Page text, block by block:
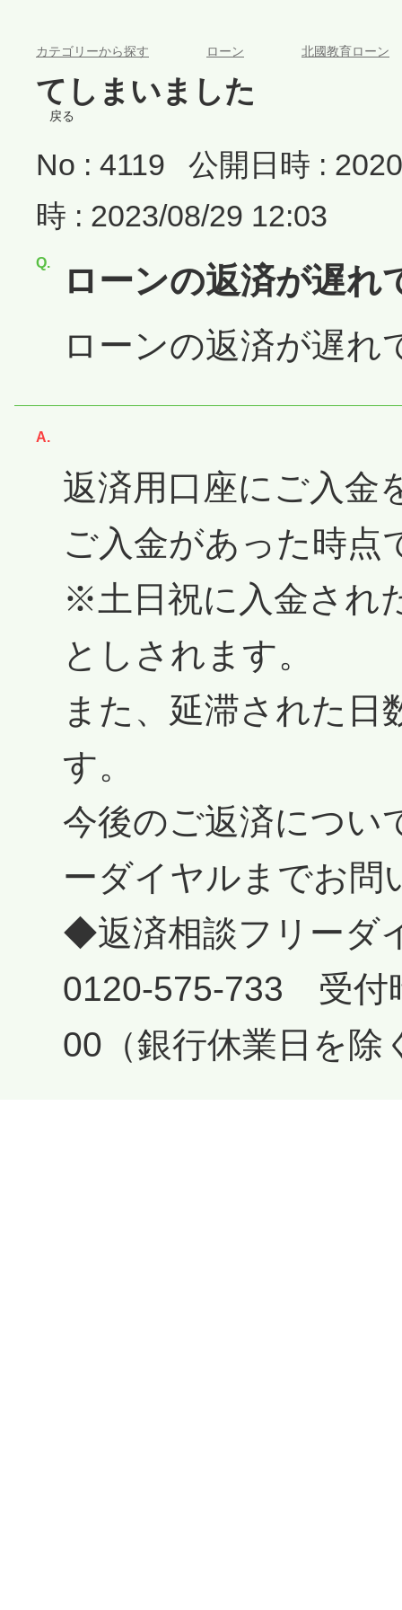
カテゴリーから探す ローン 北國教育ローン
てしまいました
戻る
No : 4119
公開日時 :
時 : 2023/08/29 12:03
ローンの返済が遅れ
ローンの返済が遅れ
返済用口座にご入金
ご入金があった時点
※土日祝に入金され
としされます。
また、延滞された日
す。
今後のご返済につい
ーダイヤルまでお問
◆返済相談フリーダ
0120-575-733 受付
00（銀行休業日を除